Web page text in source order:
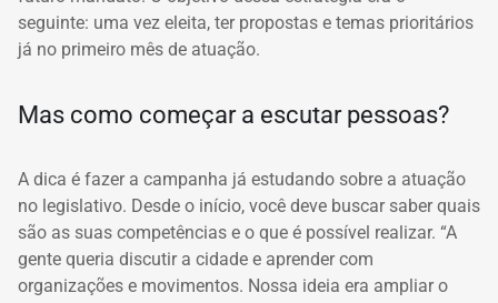
seguinte: uma vez eleita, ter propostas e temas prioritários
já no primeiro mês de atuação.
Mas como começar a escutar pessoas?
A dica é fazer a campanha já estudando sobre a atuação
no legislativo. Desde o início, você deve buscar saber quais
são as suas competências e o que é possível realizar. “A
gente queria discutir a cidade e aprender com
organizações e movimentos. Nossa ideia era ampliar o